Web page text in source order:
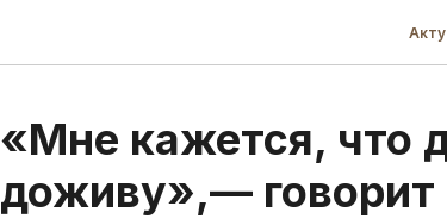
«Мне кажется, что
доживу»,— говорит